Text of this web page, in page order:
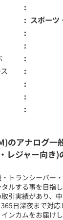
スポーツ
のアナログ一
レジャー向き)
トランシーバー
ルする事を目指
引実績があり、
日深夜まで対応
ンカムをお届け